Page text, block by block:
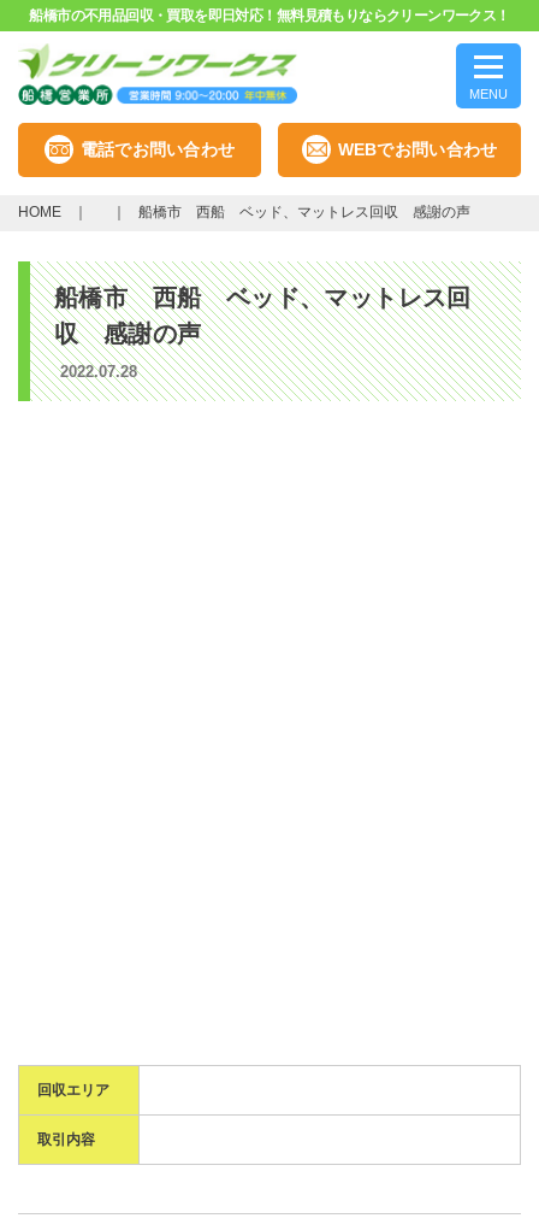
船橋市の不用品回収・買取を即日対応！無料見積もりならクリーンワークス！
MENU
電話でお問い合わせ WEBでお問い合わせ
HOME 船橋市 西船 ベッド、マットレス回収 感謝の声
船橋市 西船 ベッド、マットレス回
収 感謝の声
2022.07.28
回収エリア
取引内容